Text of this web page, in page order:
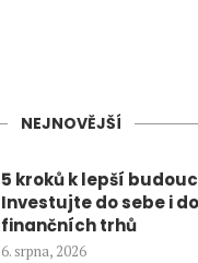
NEJNOVĚJŠÍ
5 kroků k lepší
Investujte do sebe i do
finančních trhů
6. srpna, 2026